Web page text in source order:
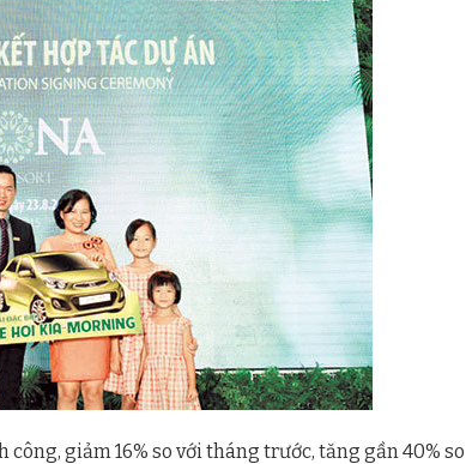
giảm 16% so với tháng trước, tăng gần 40% so